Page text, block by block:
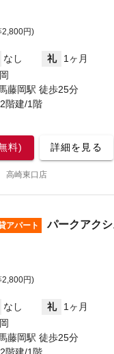
2,800円)
なし 礼
1ヶ月
藤岡駅 徒歩25分
階建/1階
料) 詳細を見る
高崎東口店
アパート
パークアク
2,800円)
なし 礼
1ヶ月
藤岡駅 徒歩25分
階建/1階